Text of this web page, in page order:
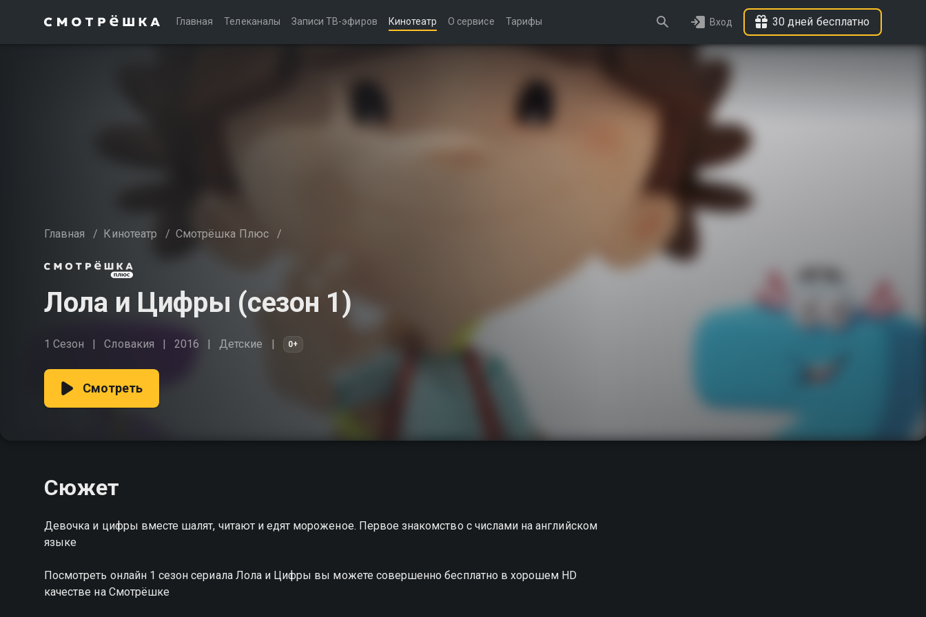
Главная Телеканалы Записи ТВ-эфиров Кинотеатр О сервисе Тарифы Вход 30 дней бесплатно
Главная / Кинотеатр / Смотрёшка Плюс /
Лола и Цифры (сезон 1)
1 Сезон Словакия 2016 Детские 0+
Смотреть
Сюжет
Девочка и цифры вместе шалят, читают и едят мороженое. Первое знакомство с числами на английском
языке
Посмотреть онлайн 1 сезон сериала Лола и Цифры вы можете совершенно бесплатно в хорошем HD
качестве на Смотрёшке